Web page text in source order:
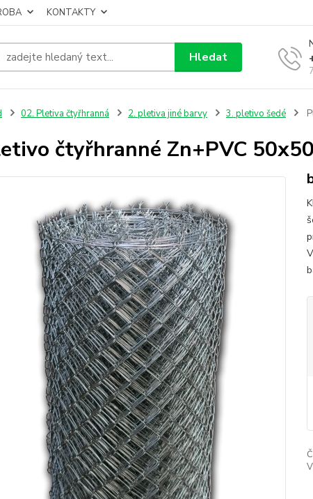
KONTAKTY
Hledat
02. Pletiva čtyřhranná 2. pletiva jiné barvy 3. pletivo šedé
čtyřhranné Zn+PVC